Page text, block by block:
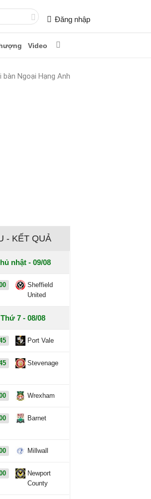
Đăng nhập
Video
bàn Ngoại Hạng Anh
- KẾT QUẢ
nhật - 09/08
Sheffield
United
7 - 08/08
Port Vale
Stevenage
Wrexham
Barnet
Millwall
Newport
County